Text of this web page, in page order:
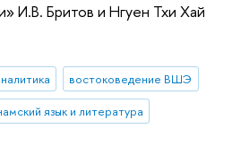
И.В. Бритов и Нгуен Тхи Хай
востоковедение ВШЭ
язык и литература